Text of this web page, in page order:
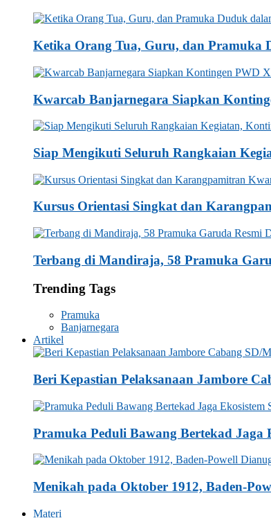
Ketika Orang Tua, Guru, dan Pramuka
Kwarcab Banjarnegara Siapkan
Siap Mengikuti Seluruh Rangkaian
Kursus Orientasi Singkat dan
Terbang di Mandiraja, 58 Pramuka
Trending Tags
Pramuka
Banjarnegara
Artikel
Beri Kepastian Pelaksanaan Jambore
Pramuka Peduli Bawang Bertekad Jaga
Menikah pada Oktober 1912, Baden-
Materi